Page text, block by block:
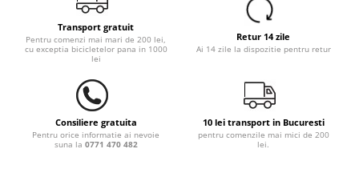
Transport gratuit
Pentru comenzi mai mari de 200 lei,
cu exceptia bicicletelor pana in 1000
lei
Retur 14 zile
Ai 14 zile la dispozitie pentru retur
Consiliere gratuita
Pentru orice informatie ai nevoie
suna la 0771 470 482
10 lei transport in Bucuresti
pentru comenzile mai mici de 200
lei.